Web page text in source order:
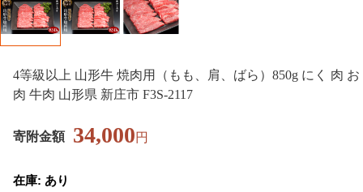
4等級以上 山形牛 焼肉用（もも、肩、ばら）850g にく 肉 お
肉 牛肉 山形県 新庄市 F3S-2117
寄附金額 34,000円
在庫: あり